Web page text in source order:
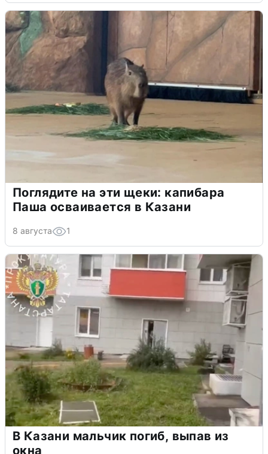
Поглядите на эти щеки: капибара
Паша осваивается в Казани
8 августа 1
В Казани мальчик погиб, выпав из
окна